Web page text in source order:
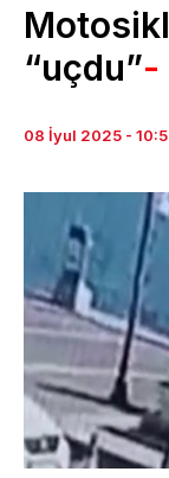
“uçdu”-
08 İyul 2025 -